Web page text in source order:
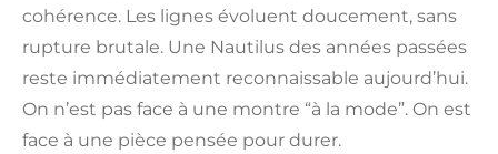
cohérence. Les lignes évoluent doucement, sans
rupture brutale. Une Nautilus des années passées
reste immédiatement reconnaissable aujourd’hui.
On n’est pas face à une montre “à la mode”. On est
face à une pièce pensée pour durer.